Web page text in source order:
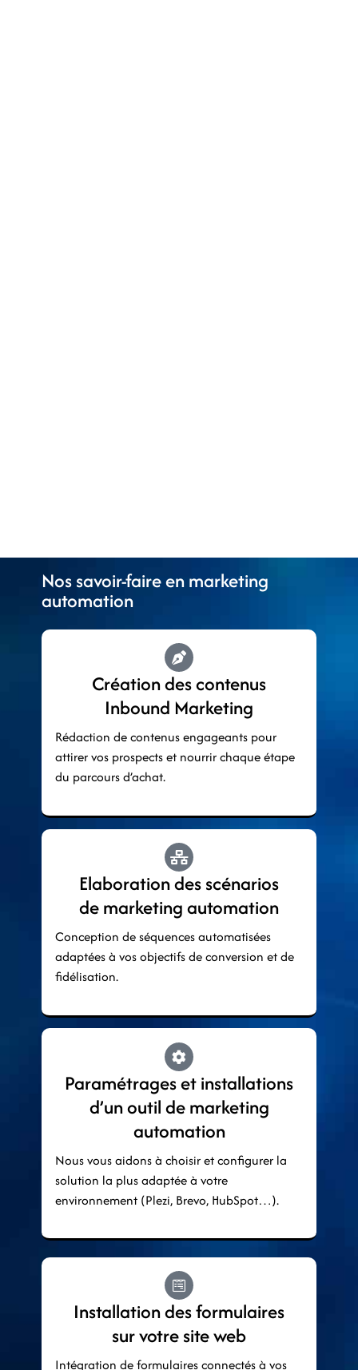
Nos savoir-faire en marketing
automation
Création des contenus
Inbound Marketing
Rédaction de contenus engageants pour
attirer vos prospects et nourrir chaque étape
du parcours d’achat.
Elaboration des scénarios
de marketing automation
Conception de séquences automatisées
adaptées à vos objectifs de conversion et de
fidélisation.
Paramétrages et installations
d’un outil de marketing
automation
Nous vous aidons à choisir et configurer la
solution la plus adaptée à votre
environnement (Plezi, Brevo, HubSpot…).
Installation des formulaires
sur votre site web
Intégration de formulaires connectés à vos